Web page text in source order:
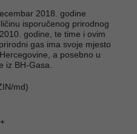
2018. godine
isporučenog prirodnog
godine, te time i ovim
gas ima svoje mjesto
a posebno u
iz BH-Gasa.
md)